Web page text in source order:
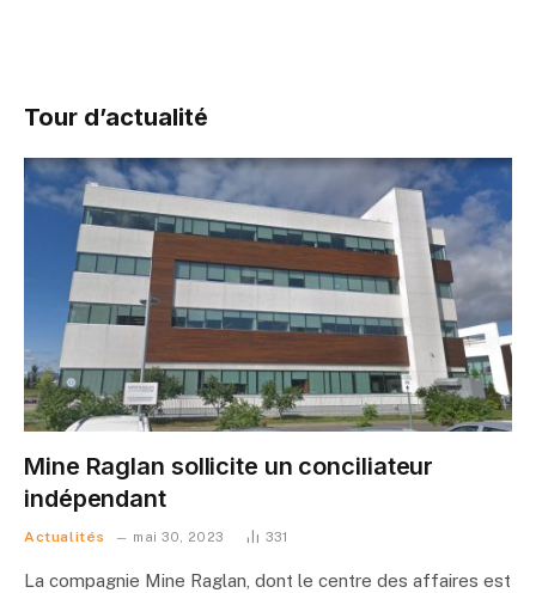
Tour d’actualité
Mine Raglan sollicite un conciliateur
indépendant
Actualités mai 30, 2023 331
La compagnie Mine Raglan, dont le centre des affaires est